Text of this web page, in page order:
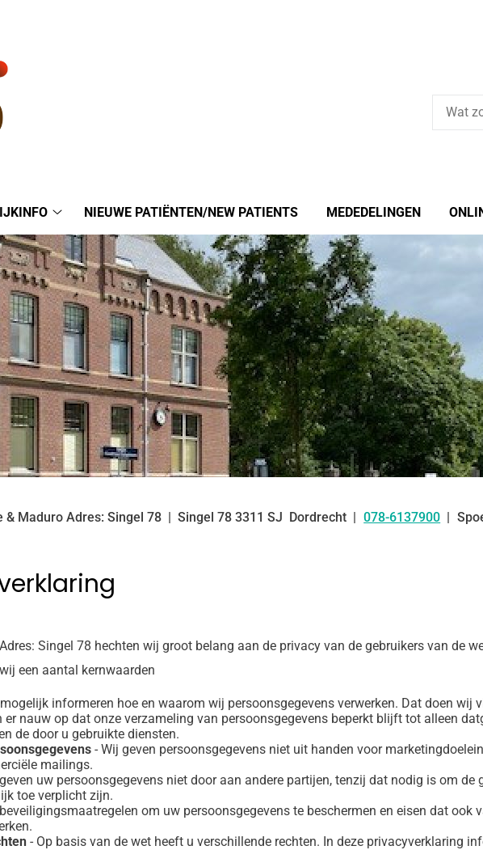
submenu
NIEUWE PATIËNTEN/NEW PATIENTS MEDEDELINGEN
& Maduro Adres: Singel 78 Singel 78 3311 SJ Dordrecht Tel:
078-6137900
Singel 78 hechten wij groot belang aan de privacy van de gebruikers van de
een aantal kernwaarden
informeren hoe en waarom wij persoonsgegevens verwerken. Dat doen wij
er nauw op dat onze verzameling van persoonsgegevens beperkt blijft tot alleen
de door u gebruikte diensten.
- Wij geven persoonsgegevens niet uit handen voor
mailings.
uw persoonsgegevens niet door aan andere partijen, tenzij dat nodig is om de
toe verplicht zijn.
om uw persoonsgegevens te beschermen en eisen dat ook
- Op basis van de wet heeft u verschillende rechten. In deze privacyverklaring